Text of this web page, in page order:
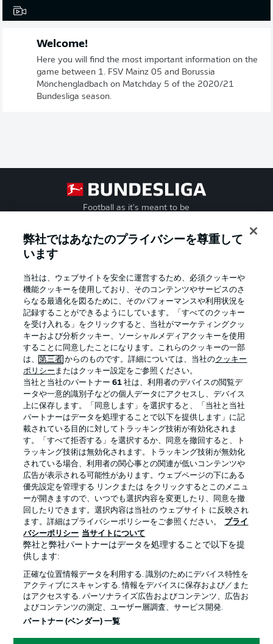
Welcome!
Here you will find the most important information on the
game between 1. FSV Mainz 05 and Borussia
Mönchengladbach on Matchday 5 of the 2020/21
Bundesliga season.
Football as it's meant to be
Official Partners
プライバシー・ポリシー 優先設定を管理する
利用条件 放送局
求人 選手
当サイトについて
© 2026 Bundesliga-Gruppe GmbH
弊社ではあなたのプライバシーを尊重して
います
当社は、ウェブサイトを安全に運営するため、必須クッキーや
機能クッキーを使用しており、そのコンテンツやサービスのさ
らなる最適化を図るために、そのパフォーマンスや利用状況を
記録することができるようにしています。「すべてのクッキー
を受け入れる」をクリックすると、当社がマーケティングクッ
キーおよび分析クッキー、ソーシャルメディアクッキーを使用
することに同意したことになります。これらのクッキーの一部
は、第三者 からのものです。詳細については、当社のクッキー
ポリシー またはクッキー設定をご参照ください。
当社と当社のパートナー61 社は、利用者のデバイスの閲覧デ
ータや一意的識別子などの個人データにアクセスし、デバイス
上に保存します。「同意します」を選択すると、「当社と当社
パートナーはデータを処理することで以下を提供します」に記
載されている目的に対してトラッキング技術が有効化されま
す。「すべて拒否する」を選択するか、同意を撤回すると、ト
ラッキング技術は無効化されます。トラッキング技術が無効化
されている場合、利用者の関心事との関連が低いコンテンツや
広告が表示される可能性があります。ウェブページの下にある
優先設定を管理する リンクまたは をクリックするとこのメニュ
ーが開きますので、いつでも選択内容を変更したり、同意を撤
回したりできます。選択内容は当社の ウェブサイト に反映され
ます。詳細はプライバシーポリシーをご参照ください。
プライ
バシーポリシー 当サイトについて
弊社と弊社パートナーはデータを処理することで以下を提
供します:
正確な位置情報データを利用する. 識別のためにデバイス特性を
アクティブにスキャンする. 情報をデバイスに保存および／また
はアクセスする. パーソナライズ広告およびコンテンツ、広告お
よびコンテンツの測定、ユーザー層調査、サービス開発.
パートナー (ベンダー) 一覧